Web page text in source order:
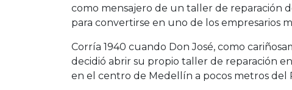
como mensajero de un taller de reparación
para convertirse en uno de los empresarios
Corría 1940 cuando Don José, como
decidió abrir su propio taller de reparación
en el centro de Medellín a pocos metros del